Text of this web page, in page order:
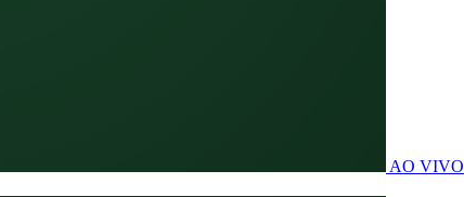
AO VIVO